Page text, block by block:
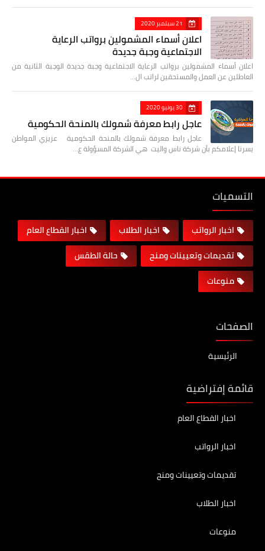
21 سبتمبر 2020
اعلان أسماء المشمولين برواتب الرعاية
الاجتماعية وجبة جديدة
اعلان أسماء المشمولين برواتب الرعاية الاجتماعية وجبة جديدة الوجبة الثانية من
العاطلين عن العمل والمستحقين لراتب ال…
30 يونيو 2020
عاجل رابط معرفة شمولك بالمنحة الحكومية
عاجل رابط معرفة شمولك بالمنحة الحكومية عزيزي المواطن
يسرنا إعلامكم بأن شركة ناس واليت هي الشركة المسؤولة ع…
التسميات
اخبار الرواتب اخبار الطلاب
اخبار القطاع العام
تقديمات وتعيينات ومنح
حالة الطقس
منوعات
الصفحات
الرئيسية
قائمة إفتراضية
اخبار القطاع العام
اخبار الرواتب
تقديمات وتعيينات ومنح
اخبار الطلاب
منوعات